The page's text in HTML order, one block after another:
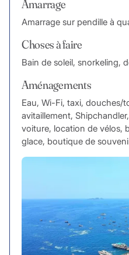
Amarrage
Amarrage sur pendille à
Choses à faire
Bain de soleil, snorkeling,
Aménagements
Eau, Wi-Fi, taxi, douches/
avitaillement,
voiture, location de vélos,
glace, boutique de